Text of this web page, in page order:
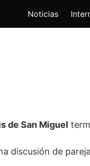
Noticias
de San Miguel
discusión de